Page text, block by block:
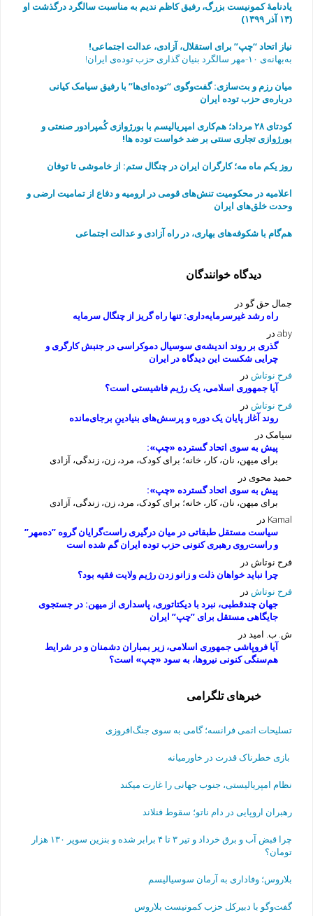
یادنامۀ کمونیست بزرگ، رفیق کاظم ندیم به مناسبت سالگرد درگذشت او
(۱۳ آذر ۱۳۹۹)
نیاز اتحاد “چپ” برای استقلال، آزادی، عدالت اجتماعی!
به‌بهانه‌ی ۱۰-مهر سالگرد بنیان گذاری حزب توده‌ی ایران!
میان رزم و بت‌سازی: گفت‌وگوی “توده‌ای‌ها” با رفیق سیامک کیانی
درباره‌ی حزب توده ایران
کودتای ۲۸ مرداد؛ هم‌کاری امپریالیسم با بورژوازی کُمپرادور صنعتی و
بورژوازی تجاری سنتی بر ضد خواست توده ها!
روز یکم ماه مه؛ کارگران ایران در چنگال ستم: از خاموشی تا توفان
اعلامیه در محکومیت تنش‌های قومی در ارومیه و دفاع از تمامیت ارضی و
وحدت خلق‌های ایران
هم‌گام با شکوفه‌های بهاری، در راه آزادی و عدالت اجتماعی
دیدگاه خوانندگان
جمال حق گو در
راه رشد غیرسرمایه‌داری: تنها راه گریز از چنگال سرمایه
abyدر
گذری بر روند اندیشه‌ی سوسیال دموکراسی در جنبش کارگری و
چرایی شکست این دیدگاه در ایران
فرح نوتاش در
آیا جمهوری اسلامی، یک رژیم فاشیستی است؟
فرح نوتاش در
روند آغاز پایان یک دوره و پرسش‌های بنیادینِ برجای‌مانده
سیامکدر
پیش به سوی اتحاد گسترده «چپ»:
برای میهن، نان، کار، خانه؛ برای کودک، مرد، زن، زندگی، آزادی
حمید محویدر
پیش به سوی اتحاد گسترده «چپ»:
برای میهن، نان، کار، خانه؛ برای کودک، مرد، زن، زندگی، آزادی
Kamal در
سیاست مستقل طبقاتی در میان درگیری راست‌گرایان گروه ”ده‌مهر”
و راست‌روی رهبری کنونی حزب توده ایران گم شده است
فرح نوتاش در
چرا نباید خواهان ذلت و زانو زدن رژیم ولایت فقیه بود؟
فرح نوتاش در
جهان چندقطبی، نبرد با دیکتاتوری، پاسداری از میهن: در جستجوی
جایگاهی مستقل برای ”چپ” ایران
ش. ب. امیددر
آیا فروپاشی جمهوری اسلامی، زیر بمباران دشمنان و در شرایط
هم‌سنگی کنونی نیروها، به سود «چپ» است؟
خبرهای تلگرامی
تسلیحات اتمی فرانسه؛ گامی به سوی جنگ‌افروزی
بازی خطرناک قدرت در خاورمیانه
نظام امپریالیستی، جنوب جهانی را غارت میکند
رهبران اروپایی در دام ناتو؛ سقوط فنلاند
چرا قبض آب و برق خرداد و تیر ۳ تا ۴ برابر شده و بنزین سوپر ۱۳۰ هزار
تومان؟
بلاروس؛ وفاداری به آرمان سوسیالیسم
گفت‌وگو با دبیرکل حزب کمونیست بلاروس